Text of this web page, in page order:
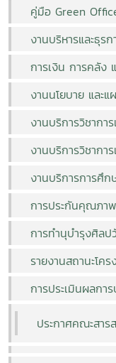
คู่มือ Green
งานบริหารและธุรก
การเงิน การคลัง
งานนโยบาย และแ
งานบริการวิชากา
งานบริการวิชากา
งานบริการการศึก
การประกันคุณภาพ
การทำนุบำรุงศิล
รายงานสถานะโค
การประเมินผลกา
ประกาศคณะสาร